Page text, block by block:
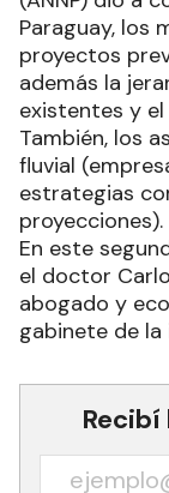
Paraguay, los
proyectos
además la
existentes y
También, los
fluvial
estrategias
proyecciones).
En este
el doctor
abogado y
gabinete de